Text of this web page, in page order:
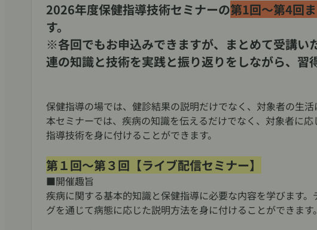
2026年度保健指導技術セミナーの第1回～第4回
す。
※各回でもお申込みできますが、まとめて受講い
連の知識と技術を実践と振り返りをしながら、習
保健指導の場では、健診結果の説明だけでなく、対象者の生活
本セミナーでは、疾病の知識を伝えるだけでなく、対象者に
指導技術を身に付けることができます。
第１回～第３回【ライブ配信セミナー】
■開催趣旨
疾病に関する基本的知識と保健指導に必要な内容を学びます
グを通じて病態に応じた説明方法を身に付けることができます。